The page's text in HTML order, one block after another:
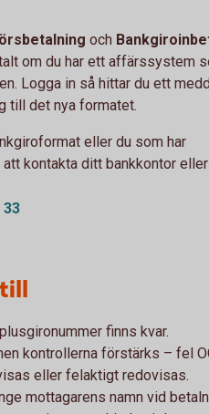
och
om du har ett affärssystem
Logga in så hittar du ett
till det nya formatet.
eller du som har
att kontakta ditt bankkontor
33
finns kvar.
kontrollerna förstärks – fel
eller felaktigt redovisas.
mottagarens namn vid